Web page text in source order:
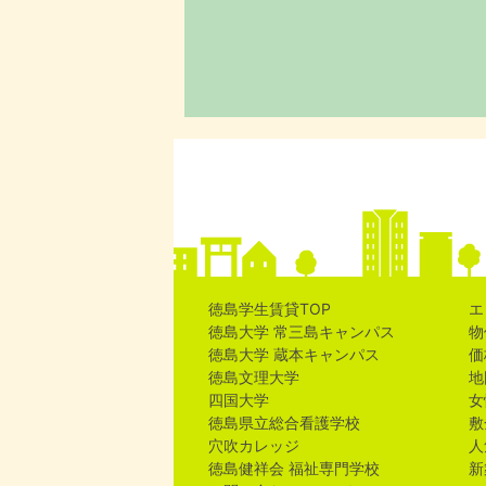
徳島学生賃貸TOP
徳島大学 常三島キャンパス
徳島大学 蔵本キャンパス
徳島文理大学
四国大学
徳島県立総合看護学校
穴吹カレッジ
徳島健祥会 福祉専門学校